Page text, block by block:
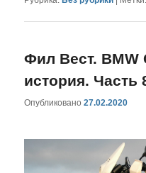
Фил Вест. BMW
история. Часть
Опубликовано27.02.2020